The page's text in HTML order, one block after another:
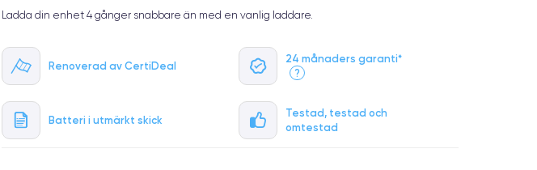
Ladda din enhet 4 gånger snabbare än med en vanlig laddare.
Renoverad av CertiDeal
24 månaders garanti*
?
Batteri i utmärkt skick
Testad, testad och
omtestad